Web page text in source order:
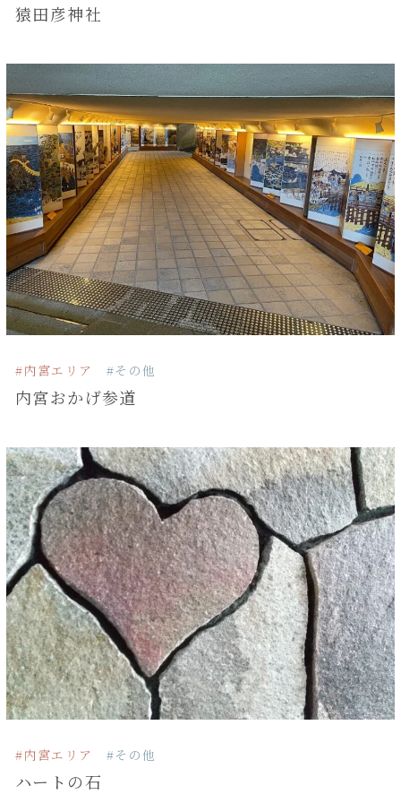
猿田彦神社
#内宮エリア #その他
内宮おかげ参道
#内宮エリア #その他
ハートの石